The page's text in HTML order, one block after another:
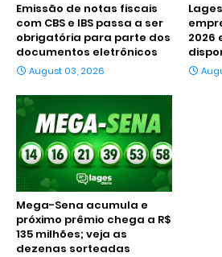
Emissão de notas fiscais
com CBS e IBS passa a ser
obrigatória para parte dos
documentos eletrônicos
August 03, 2026
2026
Mega-Sena acumula e
próximo prêmio chega a R$
135 milhões; veja as
dezenas sorteadas